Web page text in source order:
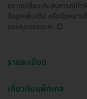
อยากเปลี่ยนประสบการณ์กำ
ข้อมูลเพิ่มเติม หรือนัดหมาย
ของคุณเองนะคะ 😊
รายละเอียด
เกี่ยวกับแพ็กเกจ